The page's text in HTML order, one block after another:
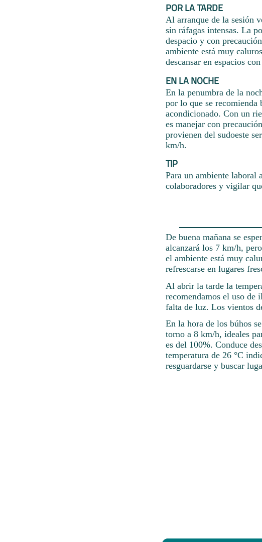
POR LA TARDE
Al arranque de la sesión
sin ráfagas intensas. La
despacio y con
ambiente está muy
descansar en espacios
EN LA NOCHE
En la penumbra de la
por lo que se recomienda
acondicionado. Con un
es manejar con
provienen del sudoeste
km/h.
TIP
Para un ambiente laboral
colaboradores y vigilar
De buena mañana se
alcanzará los 7 km/h,
el ambiente está muy
refrescarse en lugares
Al abrir la tarde la
recomendamos el uso de
falta de luz. Los vientos
En la hora de los búhos
torno a 8 km/h, ideales
es del 100%. Conduce
temperatura de 26 °C
resguardarse y buscar